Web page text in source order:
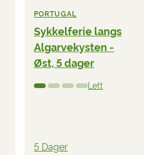
PORTUGAL
Sykkelferie langs
Algarvekysten -
Øst, 5 dager
Lett
5 Dager